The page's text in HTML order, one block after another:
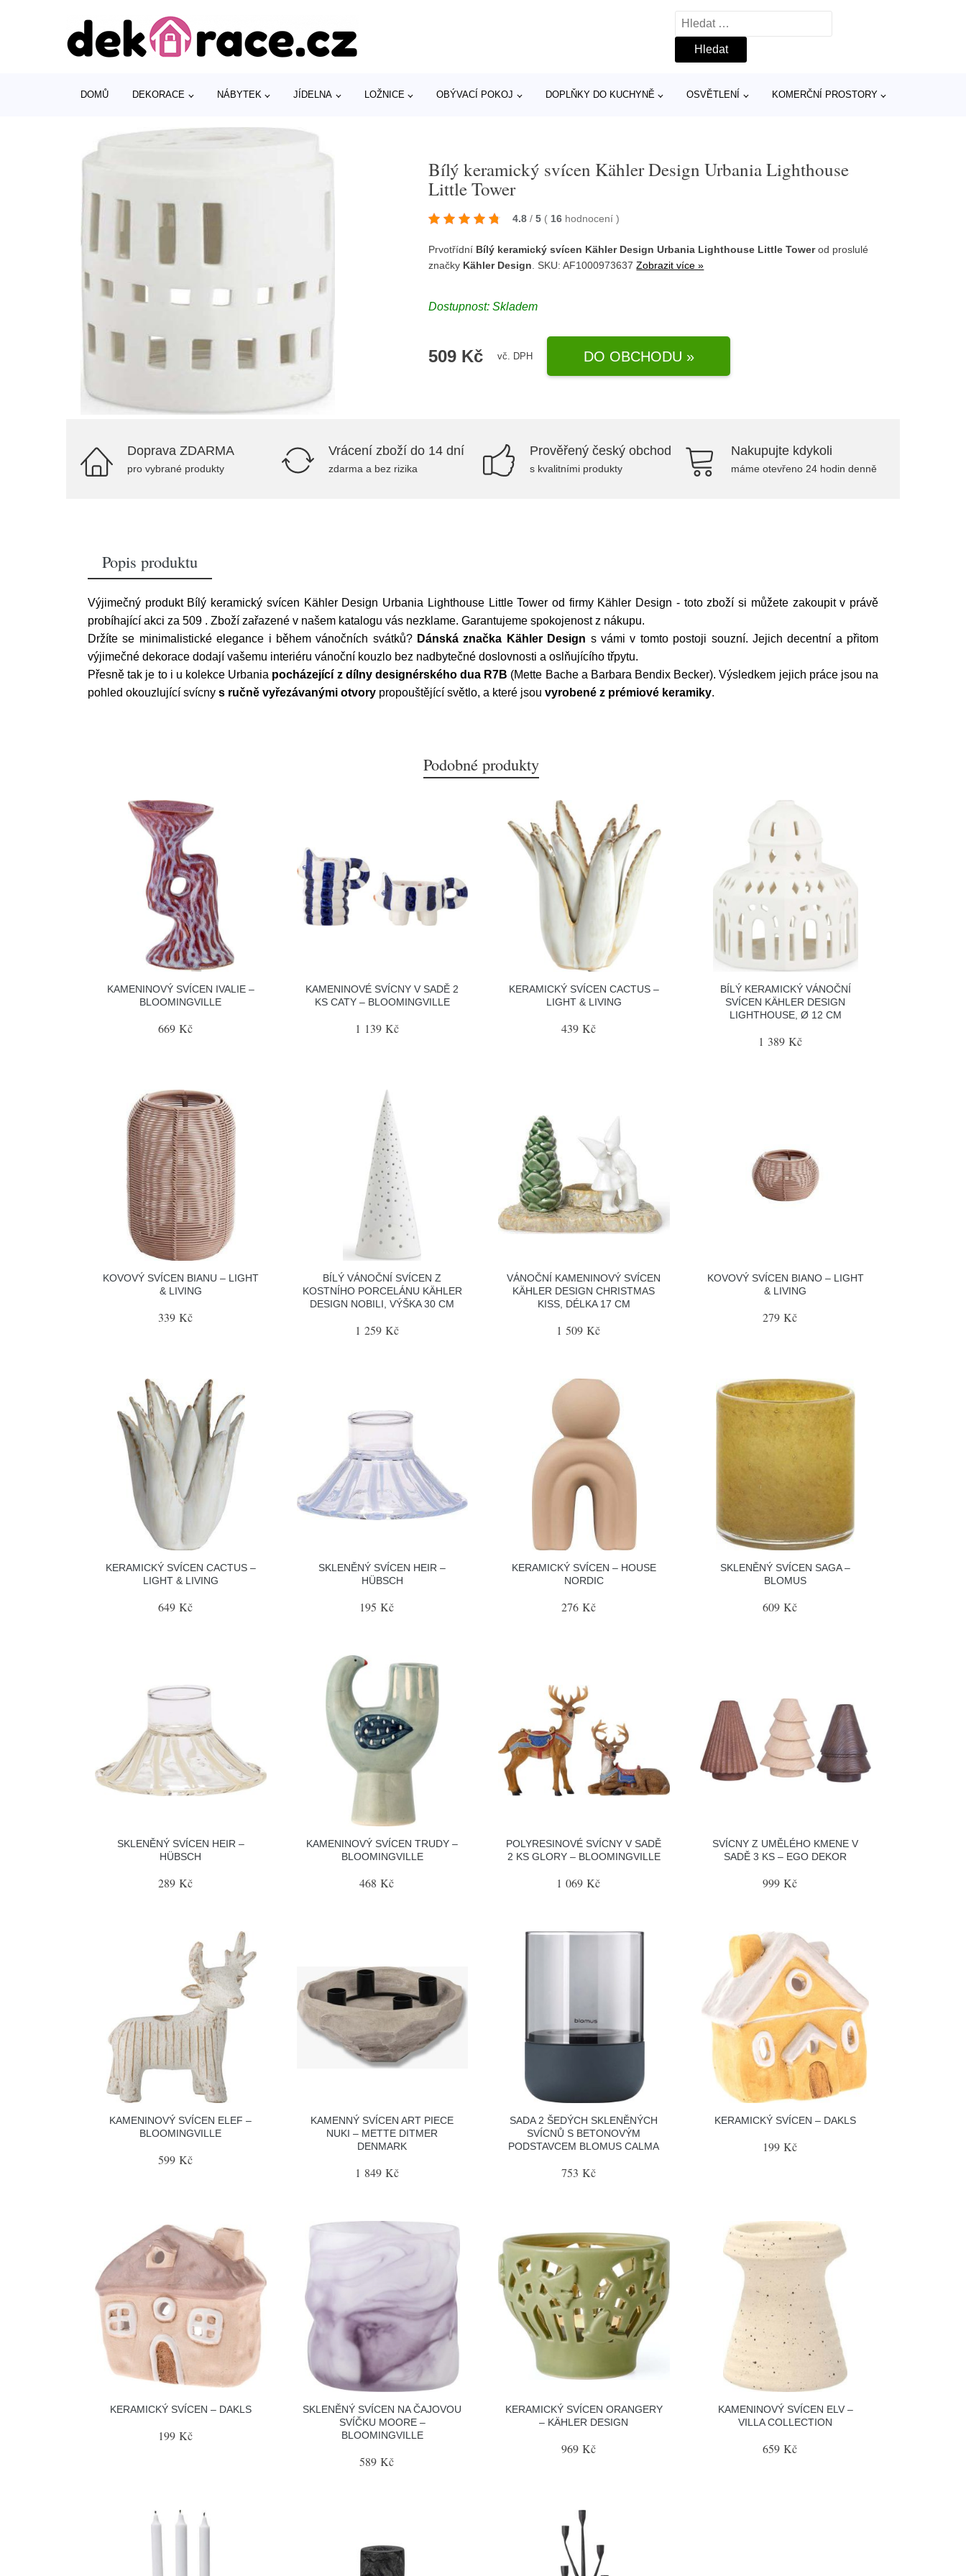
Vyhledávání
DOMŮ DEKORACE NÁBYTEK JÍDELNA LOŽNICE OBÝVACÍ POKOJ DOPLŇKY DO KUCHYNĚ OSVĚTLENÍ KOMERČNÍ PROSTORY
Bílý keramický svícen Kähler Design Urbania Lighthouse
Little Tower
4.8 / 5 ( 16 hodnocení)
Prvotřídní Bílý keramický svícen Kähler Design Urbania Lighthouse Little Towerod proslulé
značky Kähler Design . SKU: AF1000973637Zobrazit více »
Dostupnost: Skladem
509 Kč vč. DPH DO OBCHODU »
Doprava ZDARMA
pro vybrané produkty
Vrácení zboží do 14 dní
zdarma a bez rizika
Prověřený český obchod
s kvalitními produkty
Nakupujte kdykoli
máme otevřeno 24 hodin denně
Popis produktu
Výjimečný produkt Bílý keramický svícen Kähler Design Urbania Lighthouse Little Tower od firmy Kähler Design - toto zboží si můžete zakoupit v právě
probíhající akci za 509 . Zboží zařazené v našem katalogu vás nezklame. Garantujeme spokojenost z nákupu.
Držíte se minimalistické elegance i během vánočních svátků? Dánská značka Kähler Design s vámi v tomto postoji souzní. Jejich decentní a přitom
výjimečné dekorace dodají vašemu interiéru vánoční kouzlo bez nadbytečné doslovnosti a oslňujícího třpytu.
Přesně tak je to i u kolekce Urbania pocházející z dílny designérského dua R7B (Mette Bache a Barbara Bendix Becker). Výsledkem jejich práce jsou na
pohled okouzlující svícny s ručně vyřezávanými otvory propouštějící světlo, a které jsou vyrobené z prémiové keramiky.
Podobné produkty
KAMENINOVÝ SVÍCEN IVALIE –
BLOOMINGVILLE
669 Kč
KAMENINOVÉ SVÍCNY V SADĚ 2
KS CATY – BLOOMINGVILLE
1 139 Kč
KERAMICKÝ SVÍCEN CACTUS –
LIGHT & LIVING
439 Kč
BÍLÝ KERAMICKÝ VÁNOČNÍ
SVÍCEN KÄHLER DESIGN
LIGHTHOUSE, Ø 12 CM
1 389 Kč
KOVOVÝ SVÍCEN BIANU – LIGHT
& LIVING
339 Kč
BÍLÝ VÁNOČNÍ SVÍCEN Z
KOSTNÍHO PORCELÁNU KÄHLER
DESIGN NOBILI, VÝŠKA 30 CM
1 259 Kč
VÁNOČNÍ KAMENINOVÝ SVÍCEN
KÄHLER DESIGN CHRISTMAS
KISS, DÉLKA 17 CM
1 509 Kč
KOVOVÝ SVÍCEN BIANO – LIGHT
& LIVING
279 Kč
KERAMICKÝ SVÍCEN CACTUS –
LIGHT & LIVING
649 Kč
SKLENĚNÝ SVÍCEN HEIR –
HÜBSCH
195 Kč
KERAMICKÝ SVÍCEN – HOUSE
NORDIC
276 Kč
SKLENĚNÝ SVÍCEN SAGA –
BLOMUS
609 Kč
SKLENĚNÝ SVÍCEN HEIR –
HÜBSCH
289 Kč
KAMENINOVÝ SVÍCEN TRUDY –
BLOOMINGVILLE
468 Kč
POLYRESINOVÉ SVÍCNY V SADĚ
2 KS GLORY – BLOOMINGVILLE
1 069 Kč
SVÍCNY Z UMĚLÉHO KMENE V
SADĚ 3 KS – EGO DEKOR
999 Kč
KAMENINOVÝ SVÍCEN ELEF –
BLOOMINGVILLE
599 Kč
KAMENNÝ SVÍCEN ART PIECE
NUKI – METTE DITMER
DENMARK
1 849 Kč
SADA 2 ŠEDÝCH SKLENĚNÝCH
SVÍCNŮ S BETONOVÝM
PODSTAVCEM BLOMUS CALMA
753 Kč
KERAMICKÝ SVÍCEN – DAKLS
199 Kč
KERAMICKÝ SVÍCEN – DAKLS
199 Kč
SKLENĚNÝ SVÍCEN NA ČAJOVOU
SVÍČKU MOORE –
BLOOMINGVILLE
589 Kč
KERAMICKÝ SVÍCEN ORANGERY
– KÄHLER DESIGN
969 Kč
KAMENINOVÝ SVÍCEN ELV –
VILLA COLLECTION
659 Kč